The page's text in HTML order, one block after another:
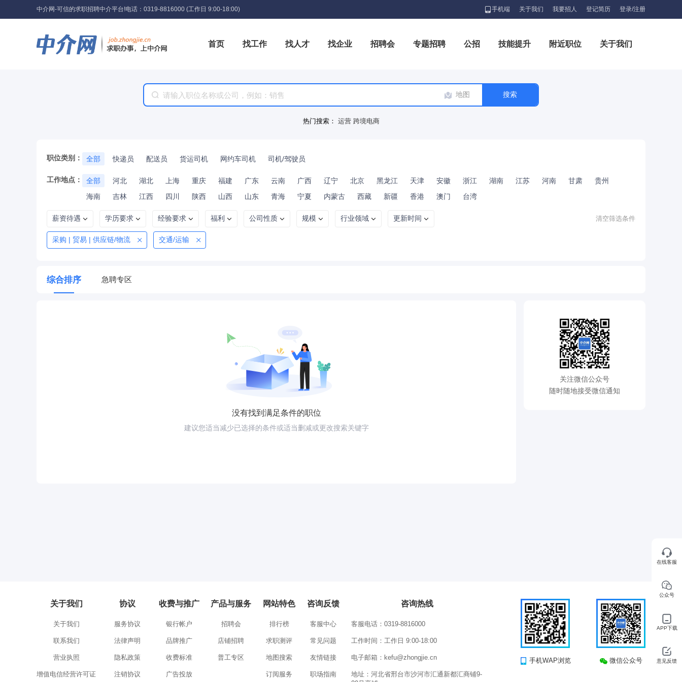
中介网-可信的求职招聘中介平台!电话：0319-8816000 (工作日 9:00-18:00) 手机端 关于我们 我要招人 登记简历 登录/注册
首页 找工作 找人才 找企业 招聘会 专题招聘 公招 技能提升 附近职位 关于我们
工具箱 地图
热门搜索： 运营 跨境电商
职位类别： 全部 快递员 配送员 货运司机 网约车司机 司机/驾驶员
工作地点： 全部 河北 湖北 上海 重庆 福建 广东 云南 广西 辽宁 北京 黑龙江 天津 安徽 浙江 湖南 江苏 河南 甘肃
贵州
海南
吉林 江西 四川 陕西 山西 山东 青海 宁夏 内蒙古 西藏 新疆 香港 澳门 台湾
薪资待遇 学历要求 经验要求 福利 公司性质 规模 行业领域 更新时间
采购 | 贸易 | 供应链/物流 交通/运输
清空筛选条件
综合排序 急聘专区
没有找到满足条件的职位
建议您适当减少已选择的条件或适当删减或更改搜索关键字
关注微信公众号
随时随地接受微信通知
关于我们
关于我们
联系我们
营业执照
增值电信经营许可证
协议
服务协议
法律声明
隐私政策
注销协议
收费与推广
银行帐户
品牌推广
收费标准
广告投放
产品与服务
招聘会
店铺招聘
普工专区
网站特色
排行榜
求职测评
地图搜索
订阅服务
咨询反馈
客服中心
常见问题
友情链接
职场指南
咨询热线
客服电话：0319-8816000
工作时间：工作日 9:00-18:00
电子邮箱： kefu@zhongjie.cn
地址：河北省邢台市沙河市汇通新都汇商铺9-
手机WAP浏览 微信公众号
在线客服
公众号
APP下载
意见反馈